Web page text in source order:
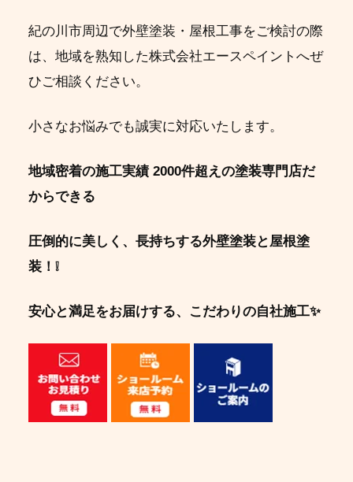
紀の川市周辺で外壁塗装・屋根工事をご検討の際
は、地域を熟知した株式会社エースペイントへぜ
ひご相談ください。
小さなお悩みでも誠実に対応いたします。
地域密着の施工実績 2000件超えの塗装専門店だ
からできる
圧倒的に美しく、長持ちする外壁塗装と屋根塗
装！❕
安心と満足をお届けする、こだわりの自社施工✨